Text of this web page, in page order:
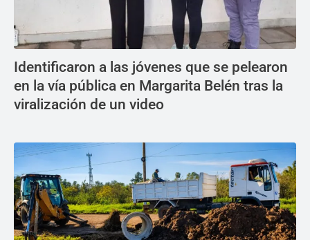
Identificaron a las jóvenes que se pelearon
en la vía pública en Margarita Belén tras la
viralización de un video